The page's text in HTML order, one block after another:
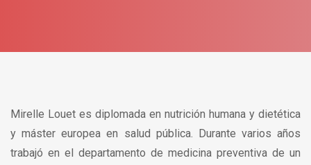
Mirelle Louet es diplomada en nutrición humana y dietética
y máster europea en salud pública. Durante varios años
trabajó en el departamento de medicina preventiva de un